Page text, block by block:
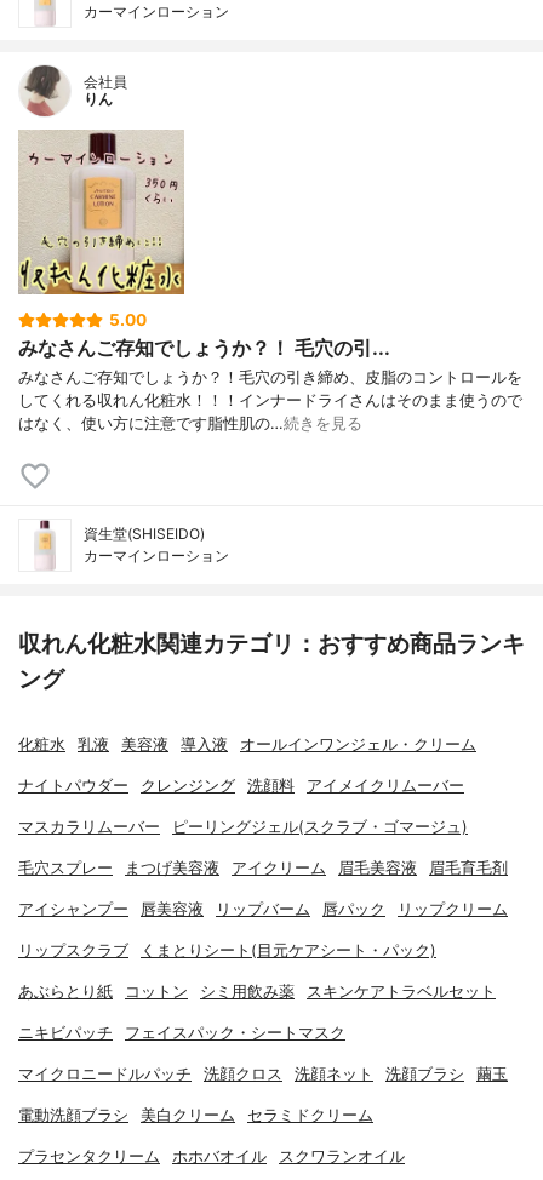
カーマインローション
会社員
りん
5.00
みなさんご存知でしょうか？！ 毛穴の引...
みなさんご存知でしょうか？！毛穴の引き締め、皮脂のコントロールを
してくれる収れん化粧水！！！インナードライさんはそのまま使うので
はなく、使い方に注意です脂性肌の…続きを見る
資生堂(SHISEIDO)
カーマインローション
収れん化粧水関連カテゴリ：おすすめ商品ランキ
ング
化粧水 乳液 美容液 導入液 オールインワンジェル・クリーム
ナイトパウダー クレンジング 洗顔料 アイメイクリムーバー
マスカラリムーバー ピーリングジェル(スクラブ・ゴマージュ)
毛穴スプレー まつげ美容液 アイクリーム 眉毛美容液 眉毛育毛剤
アイシャンプー 唇美容液 リップバーム 唇パック リップクリーム
リップスクラブ くまとりシート(目元ケアシート・パック)
あぶらとり紙 コットン シミ用飲み薬 スキンケアトラベルセット
ニキビパッチ フェイスパック・シートマスク
マイクロニードルパッチ 洗顔クロス 洗顔ネット 洗顔ブラシ 繭玉
電動洗顔ブラシ 美白クリーム セラミドクリーム
プラセンタクリーム ホホバオイル スクワランオイル